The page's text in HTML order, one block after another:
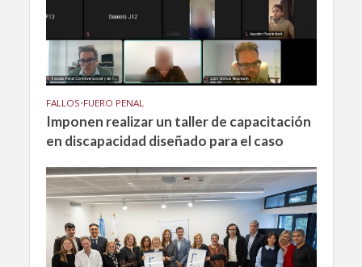
FALLOS•FUERO PENAL
Imponen realizar un taller de capacitación
en discapacidad diseñado para el caso